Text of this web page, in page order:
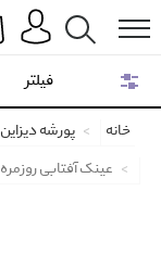
Search
خانه پورشه دیزاین
عینک آفتابی روزمره
فیلتر